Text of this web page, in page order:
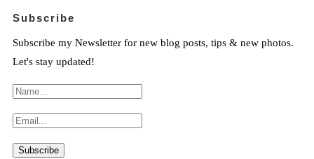
Subscribe
Subscribe my Newsletter for new blog posts, tips & new photos.
Let's stay updated!